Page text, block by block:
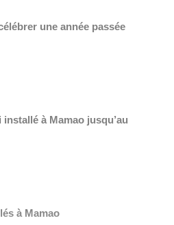
une année passée
installé à Mamao jusqu’au
à Mamao